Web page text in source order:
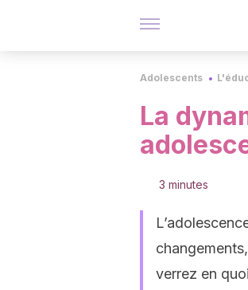
Adolescents
La
3 minutes
verrez en